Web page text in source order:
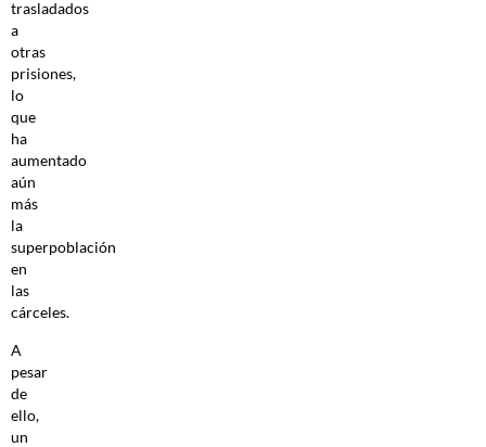
trasladados
a
otras
prisiones,
lo
que
ha
aumentado
aún
más
la
superpoblación
en
las
cárceles.
A
pesar
de
ello,
un